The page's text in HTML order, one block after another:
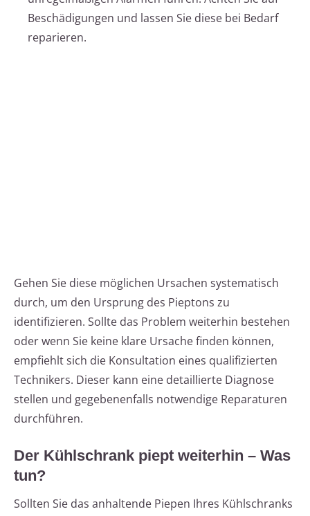
Beschädigungen und lassen Sie diese bei Bedarf
reparieren.
Gehen Sie diese möglichen Ursachen systematisch
durch, um den Ursprung des Pieptons zu
identifizieren. Sollte das Problem weiterhin bestehen
oder wenn Sie keine klare Ursache finden können,
empfiehlt sich die Konsultation eines qualifizierten
Technikers. Dieser kann eine detaillierte Diagnose
stellen und gegebenenfalls notwendige Reparaturen
durchführen.
Der Kühlschrank piept weiterhin – Was
tun?
Sollten Sie das anhaltende Piepen Ihres Kühlschranks